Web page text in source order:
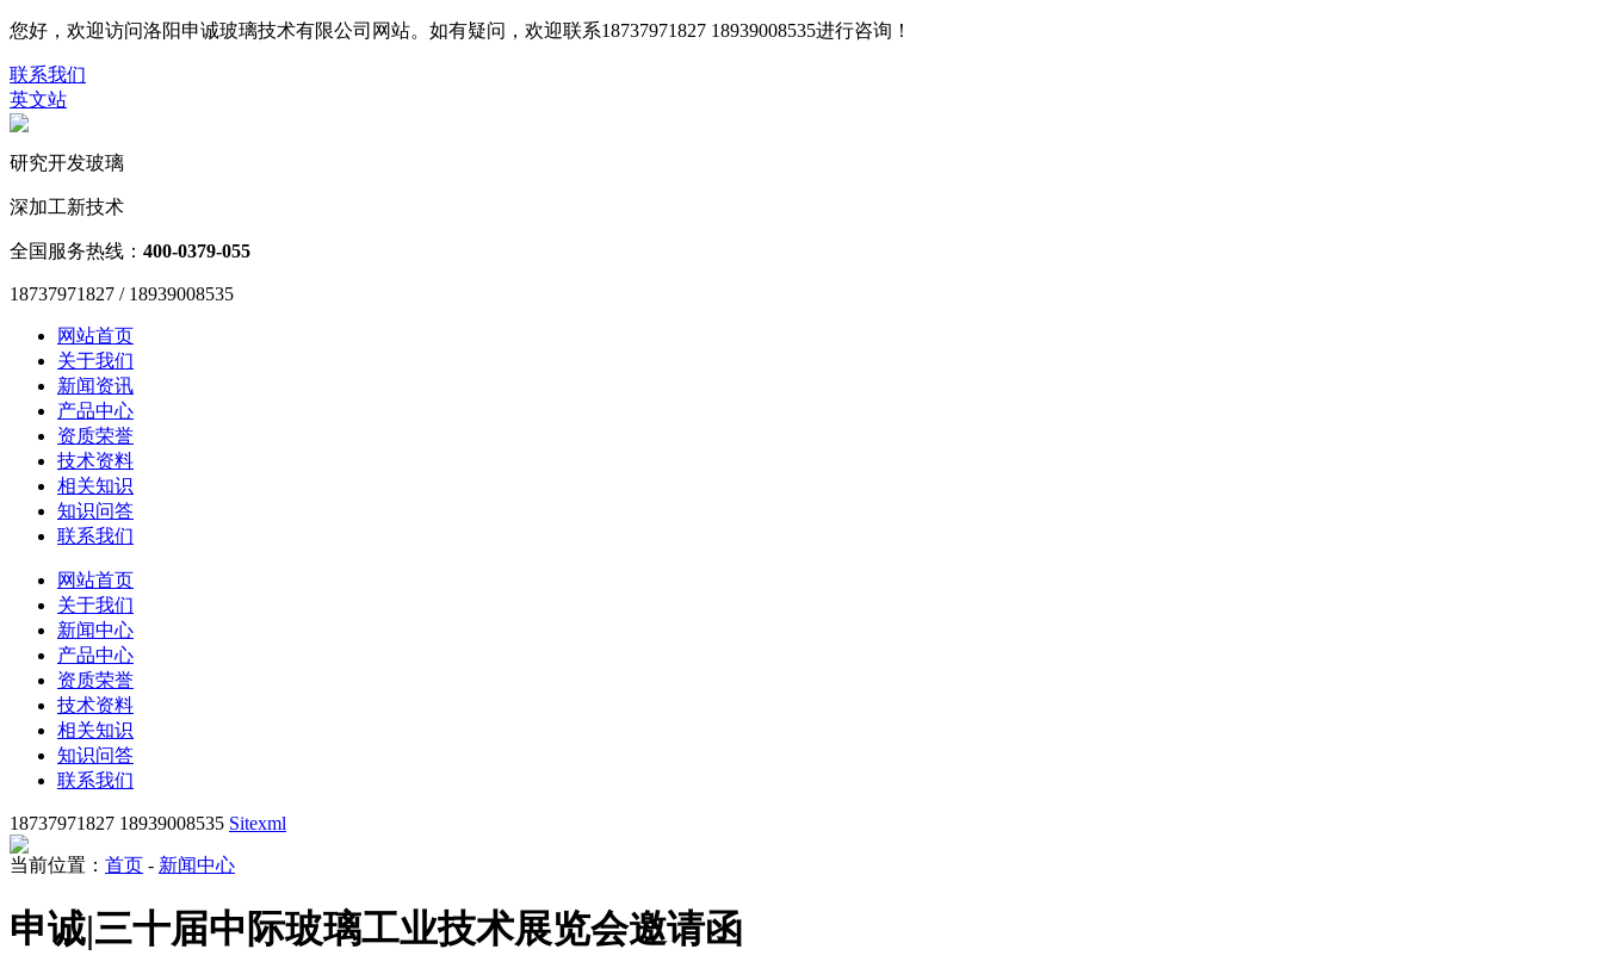
您好，欢迎访问洛阳申诚玻璃技术有限公司网站。如有疑问，欢迎联系18737971827 18939008535进行咨询！
联系我们
英文站
研究开发玻璃
深加工新技术
全国服务热线： 400-0379-055
18737971827 / 18939008535
网站首页
关于我们
新闻资讯
产品中心
资质荣誉
技术资料
相关知识
知识问答
联系我们
网站首页
关于我们
新闻中心
产品中心
资质荣誉
技术资料
相关知识
知识问答
联系我们
18737971827 18939008535 Sitexml
当前位置： 首页 - 新闻中心
申诚|三十届中际玻璃工业技术展览会邀请函